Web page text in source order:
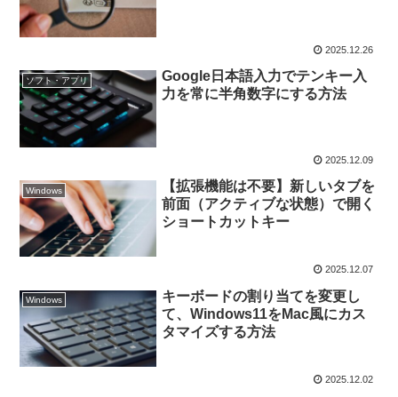
2025.12.26
ソフト・アプリ
Google日本語入力でテンキー入
力を常に半角数字にする方法
2025.12.09
Windows
【拡張機能は不要】新しいタブを
前面（アクティブな状態）で開く
ショートカットキー
2025.12.07
Windows
キーボードの割り当てを変更し
て、Windows11をMac風にカス
タマイズする方法
2025.12.02